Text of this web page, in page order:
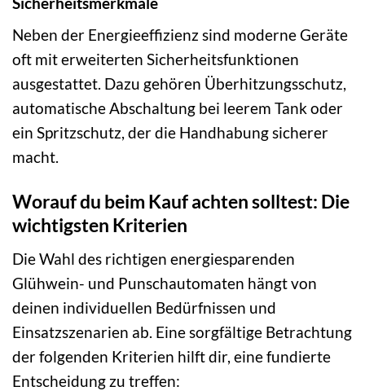
Neben der Energieeffizienz sind moderne Geräte
oft mit erweiterten Sicherheitsfunktionen
ausgestattet. Dazu gehören Überhitzungsschutz,
automatische Abschaltung bei leerem Tank oder
ein Spritzschutz, der die Handhabung sicherer
macht.
Worauf du beim Kauf achten solltest: Die
wichtigsten Kriterien
Die Wahl des richtigen energiesparenden
Glühwein- und Punschautomaten hängt von
deinen individuellen Bedürfnissen und
Einsatzszenarien ab. Eine sorgfältige Betrachtung
der folgenden Kriterien hilft dir, eine fundierte
Entscheidung zu treffen: